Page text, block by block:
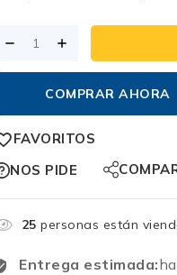
COMPRAR AHORA
FAVORITOS
NOS PIDE
25 personas están
Entrega estimada: